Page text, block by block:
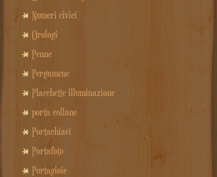
Numeri civici
Orologi
Penne
Pergamene
Placchette illuminazione
porta collane
Portachiavi
Portafoto
Portagioie